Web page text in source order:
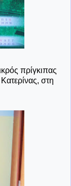
πρίγκιπας
στη